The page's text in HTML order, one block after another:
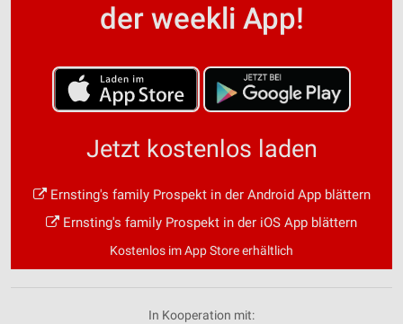
der weekli App!
Jetzt kostenlos laden
Ernsting's family Prospekt in der Android App blättern
Ernsting's family Prospekt in der iOS App blättern
Kostenlos im App Store erhältlich
In Kooperation mit: